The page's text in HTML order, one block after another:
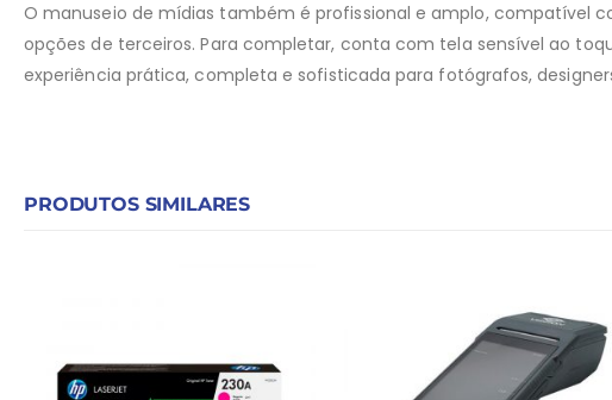
O manuseio de mídias também é profissional e amplo, compatível
opções de terceiros. Para completar, conta com tela sensível ao
experiência prática, completa e sofisticada para fotógrafos,
PRODUTOS SIMILARES